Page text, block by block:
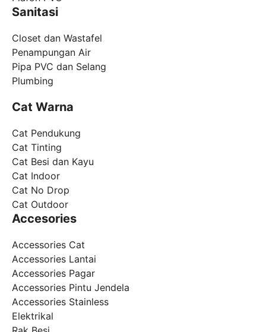
Sanitasi
Closet dan Wastafel
Penampungan Air
Pipa PVC dan Selang
Plumbing
Cat Warna
Cat Pendukung
Cat Tinting
Cat Besi dan Kayu
Cat Indoor
Cat No Drop
Cat Outdoor
Accesories
Accessories Cat
Accessories Lantai
Accessories Pagar
Accessories Pintu Jendela
Accessories Stainless
Elektrikal